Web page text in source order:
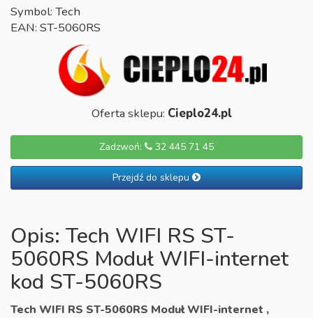
Symbol: Tech
EAN: ST-5060RS
Oferta sklepu: Cieplo24.pl
Zadzwoń: 32 445 71 45
Przejdź do sklepu
Opis: Tech WIFI RS ST-
5060RS Moduł WIFI-internet
kod ST-5060RS
Tech WIFI RS ST-5060RS Moduł WIFI-internet ,